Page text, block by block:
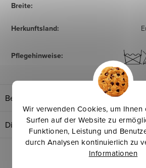
Wir verwenden Cookies, um
Surfen auf der Website zu
Funktionen, Leistung und
durch Analysen kontinuierlich zu
Informationen
Breite:
Herkunftsland:
Pflegehinweise:
Bewertung
Diskussion